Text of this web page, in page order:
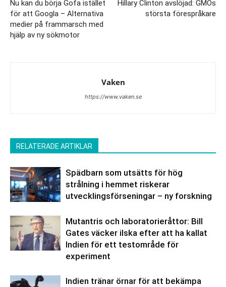
Nu kan du börja Gofa istället
för att Googla – Alternativa
medier på frammarsch med
hjälp av ny sökmotor
Hillary Clinton avslöjad: GMOs
största förespråkare
Vaken
https://www.vaken.se
RELATERADE ARTIKLAR
Spädbarn som utsätts för hög
strålning i hemmet riskerar
utvecklingsförseningar – ny forskning
Mutantris och laboratorieråttor: Bill
Gates väcker ilska efter att ha kallat
Indien för ett testområde för
experiment
Indien tränar örnar för att bekämpa